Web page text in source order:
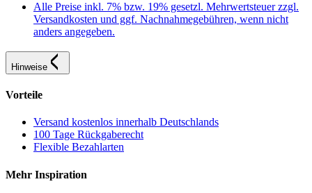
Alle Preise inkl. 7% bzw. 19% gesetzl. Mehrwertsteuer zzgl.
Versandkosten und ggf. Nachnahmegebühren, wenn nicht
anders angegeben.
Hinweise
Vorteile
Versand kostenlos innerhalb Deutschlands
100 Tage Rückgaberecht
Flexible Bezahlarten
Mehr Inspiration